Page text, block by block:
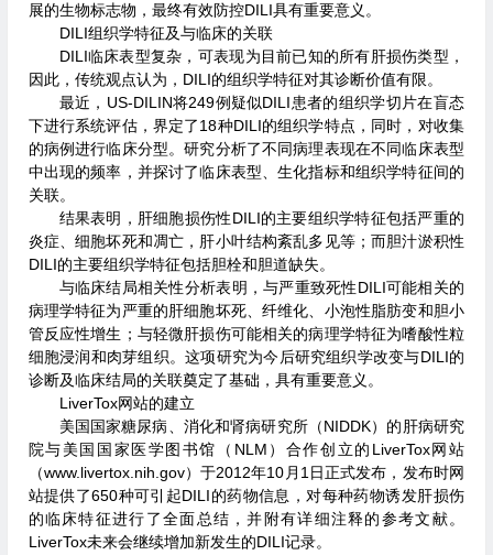
展的生物标志物，最终有效防控DILI具有重要意义。
DILI组织学特征及与临床的关联
DILI临床表型复杂，可表现为目前已知的所有肝损伤类型，
因此，传统观点认为，DILI的组织学特征对其诊断价值有限。
最近，US-DILIN将249例疑似DILI患者的组织学切片在盲态
下进行系统评估，界定了18种DILI的组织学特点，同时，对收集
的病例进行临床分型。研究分析了不同病理表现在不同临床表型
中出现的频率，并探讨了临床表型、生化指标和组织学特征间的
关联。
结果表明，肝细胞损伤性DILI的主要组织学特征包括严重的
炎症、细胞坏死和凋亡，肝小叶结构紊乱多见等；而胆汁淤积性
DILI的主要组织学特征包括胆栓和胆道缺失。
与临床结局相关性分析表明，与严重致死性DILI可能相关的
病理学特征为严重的肝细胞坏死、纤维化、小泡性脂肪变和胆小
管反应性增生；与轻微肝损伤可能相关的病理学特征为嗜酸性粒
细胞浸润和肉芽组织。这项研究为今后研究组织学改变与DILI的
诊断及临床结局的关联奠定了基础，具有重要意义。
LiverTox网站的建立
美国国家糖尿病、消化和肾病研究所（NIDDK）的肝病研究
院与美国国家医学图书馆（NLM）合作创立的LiverTox网站
（www.livertox.nih.gov）于2012年10月1日正式发布，发布时网
站提供了650种可引起DILI的药物信息，对每种药物诱发肝损伤
的临床特征进行了全面总结，并附有详细注释的参考文献。
LiverTox未来会继续增加新发生的DILI记录。